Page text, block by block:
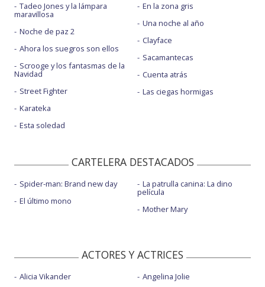
Tadeo Jones y la lámpara
maravillosa
Noche de paz 2
Ahora los suegros son ellos
Scrooge y los fantasmas de la
Navidad
Street Fighter
Karateka
Esta soledad
En la zona gris
Una noche al año
Clayface
Sacamantecas
Cuenta atrás
Las ciegas hormigas
CARTELERA DESTACADOS
Spider-man: Brand new day
El último mono
La patrulla canina: La dino
película
Mother Mary
ACTORES Y ACTRICES
Alicia Vikander
Angelina Jolie